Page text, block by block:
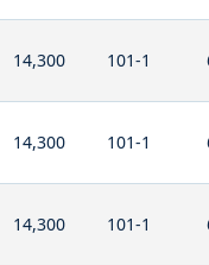
14,300 101-1
14,300 101-1
14,300 101-1